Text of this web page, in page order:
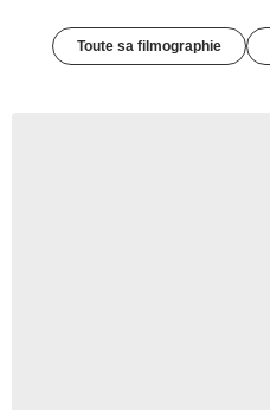
Toute sa filmographie